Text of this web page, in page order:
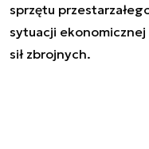
sprzętu
sytuacji
sił zbrojnych.